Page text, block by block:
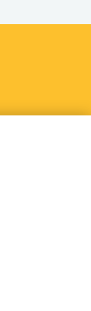
Legacoop